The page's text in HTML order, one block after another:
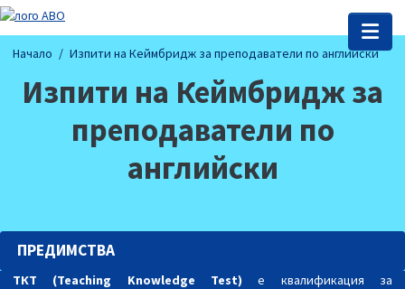
Начало Изпити на Кеймбридж за преподаватели по английски
Изпити на Кеймбридж за
преподаватели по
английски
ПРЕДИМСТВА
ТКТ (Teaching Knowledge Test)e квалификация за